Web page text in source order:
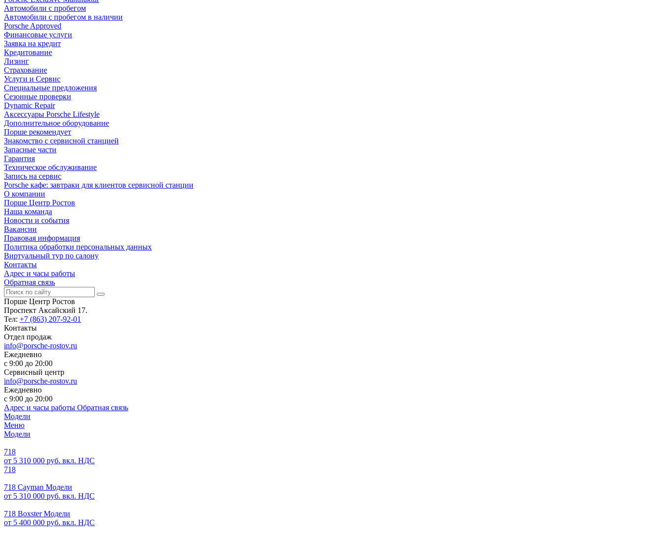
Автомобили с пробегом
Автомобили с пробегом в наличии
Porsche Approved
Финансовые услуги
Заявка на кредит
Кредитование
Лизинг
Страхование
Услуги и Сервис
Специальные предложения
Сезонные проверки
Dynamic Repair
Аксессуары Porsche Lifestyle
Дополнительное оборудование
Порше рекомендует
Знакомство с сервисной станцией
Запасные части
Гарантия
Техническое обслуживание
Запись на сервис
Porsche кафе: завтраки для клиентов сервисной станции
О компании
Порше Центр Ростов
Наша команда
Новости и события
Вакансии
Правовая информация
Политика обработки персональных данных
Виртуальный тур по салону
Контакты
Адрес и часы работы
Обратная связь
Порше Центр Ростов
Проспект Аксайский 17.
Тел: +7 (863) 207-92-01
Контакты
Отдел продаж
info@porsche-rostov.ru
Ежедневно
с 9:00 до 20:00
Сервисный центр
info@porsche-rostov.ru
Ежедневно
с 9:00 до 20:00
Адрес и часы работы Обратная связь
Модели
Меню
Модели
718
от 5 310 000 руб. вкл. НДС
718
718 Cayman Модели
от 5 310 000 руб. вкл. НДС
718 Boxster Модели
от 5 400 000 руб. вкл. НДС